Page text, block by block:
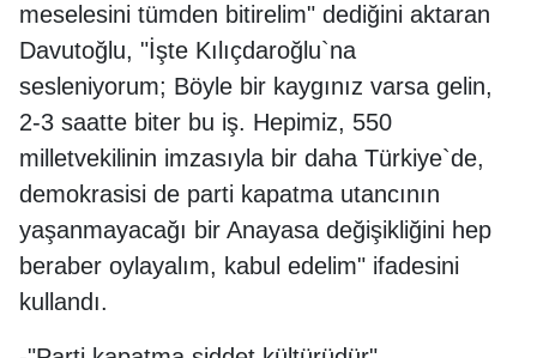
meselesini tümden bitirelim" dediğini aktaran
Davutoğlu, "İşte Kılıçdaroğlu`na
sesleniyorum; Böyle bir kaygınız varsa gelin,
2-3 saatte biter bu iş. Hepimiz, 550
milletvekilinin imzasıyla bir daha Türkiye`de,
demokrasisi de parti kapatma utancının
yaşanmayacağı bir Anayasa değişikliğini hep
beraber oylayalım, kabul edelim" ifadesini
kullandı.